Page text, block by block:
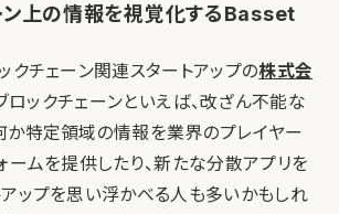
ン上の情報を視覚化するBasset
クチェーン関連スタートアップの株式会
ロックチェーンといえば、改ざん不能な
か特定領域の情報を業界のプレイヤー
ームを提供したり、新たな分散アプリを
ップを思い浮かべる人も多いかもしれ